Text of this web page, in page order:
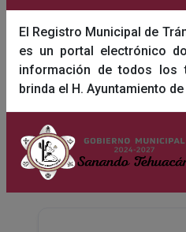
El Registro Municipal de
es un portal electrónico
información de todos los
brinda el H. Ayuntamiento
Ecología y